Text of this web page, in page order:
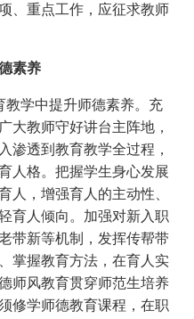
、重点工作，应征求教师
素养
学中提升师德素养。充
大教师守好讲台主阵地，
渗透到教育教学全过程，
人格。把握学生身心发展
人，增强育人的主动性、
育人倾向。加强对新入职
带新等机制，发挥传帮带
掌握教育方法，在育人实
师风教育贯穿师范生培养
修学师德教育课程，在职